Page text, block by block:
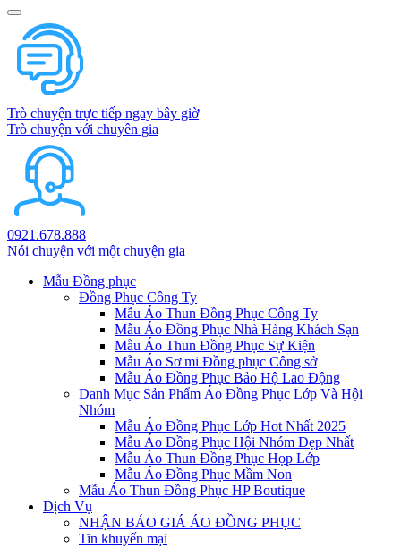
Trò chuyện trực tiếp ngay bây giờ
Trò chuyện với chuyên gia
0921.678.888
Nói chuyện với một chuyện gia
Mẫu Đồng phục
Đồng Phục Công Ty
Mẫu Áo Thun Đồng Phục Công Ty
Mẫu Áo Đồng Phục Nhà Hàng Khách Sạn
Mẫu Áo Thun Đồng Phục Sự Kiện
Mẫu Áo Sơ mi Đồng phục Công sở
Mẫu Áo Đồng Phục Bảo Hộ Lao Động
Danh Mục Sản Phẩm Áo Đồng Phục Lớp Và Hội
Nhóm
Mẫu Áo Đồng Phục Lớp Hot Nhất 2025
Mẫu Áo Đồng Phục Hội Nhóm Đẹp Nhất
Mẫu Áo Thun Đồng Phục Họp Lớp
Mẫu Áo Đồng Phục Mầm Non
Mẫu Áo Thun Đồng Phục HP Boutique
Dịch Vụ
NHẬN BÁO GIÁ ÁO ĐỒNG PHỤC
Tin khuyến mại